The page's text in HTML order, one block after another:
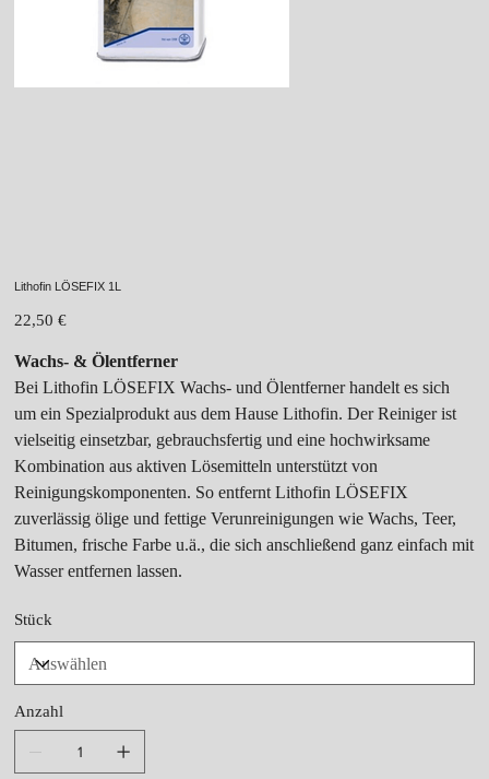
Lithofin LÖSEFIX 1L
22,50 €
Wachs- & Ölentferner
Bei Lithofin LÖSEFIX Wachs- und Ölentferner handelt es sich
um ein Spezialprodukt aus dem Hause Lithofin. Der Reiniger ist
vielseitig einsetzbar, gebrauchsfertig und eine hochwirksame
Kombination aus aktiven Lösemitteln unterstützt von
Reinigungskomponenten. So entfernt Lithofin LÖSEFIX
zuverlässig ölige und fettige Verunreinigungen wie Wachs, Teer,
Bitumen, frische Farbe u.ä., die sich anschließend ganz einfach mit
Wasser entfernen lassen.
Stück
Anzahl